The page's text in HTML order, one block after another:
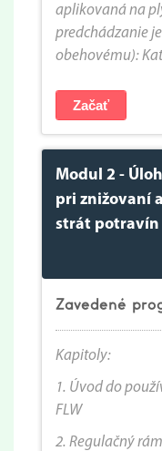
aplikovaná na
predchádzanie
obehovému):
Začať
Modul 2 -
pri znižovaní
strát potravín
Zavedené
Kapitoly:
1. Úvod do
FLW
2. Regulačný